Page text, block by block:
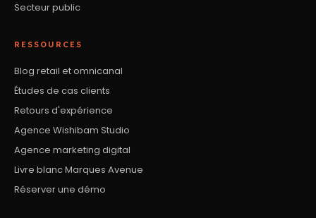
Secteur public
RESSOURCES
Blog retail et omnicanal
Études de cas clients
Retours d'expérience
Agence Wishibam Studio
Agence marketing digital
Livre blanc Marques Avenue
Réserver une démo